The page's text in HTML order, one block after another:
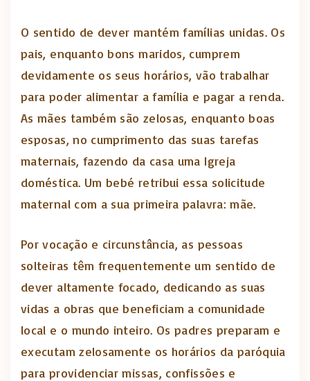
O sentido de dever mantém famílias unidas. Os
pais, enquanto bons maridos, cumprem
devidamente os seus horários, vão trabalhar
para poder alimentar a família e pagar a renda.
As mães também são zelosas, enquanto boas
esposas, no cumprimento das suas tarefas
maternais, fazendo da casa uma Igreja
doméstica. Um bebé retribui essa solicitude
maternal com a sua primeira palavra: mãe.
Por vocação e circunstância, as pessoas
solteiras têm frequentemente um sentido de
dever altamente focado, dedicando as suas
vidas a obras que beneficiam a comunidade
local e o mundo inteiro. Os padres preparam e
executam zelosamente os horários da paróquia
para providenciar missas, confissões e